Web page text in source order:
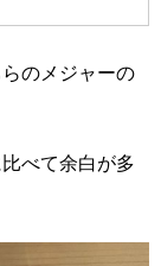
のメジャーの
べて余白が多